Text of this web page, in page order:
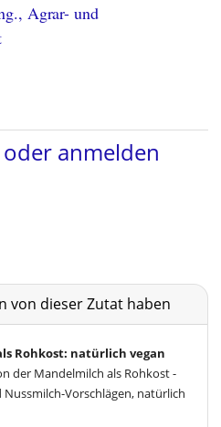
Agrar- und
von dieser Zutat haben
Rohkost: natürlich vegan
der Mandelmilch als Rohkost -
Vorschlägen, natürlich